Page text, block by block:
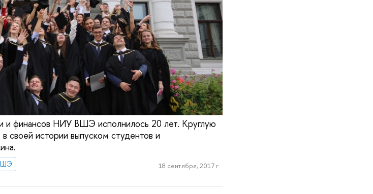
и финансов НИУ ВШЭ исполнилось 20 лет. Круглую
своей истории выпуском студентов и
18 сентября, 2017 г.